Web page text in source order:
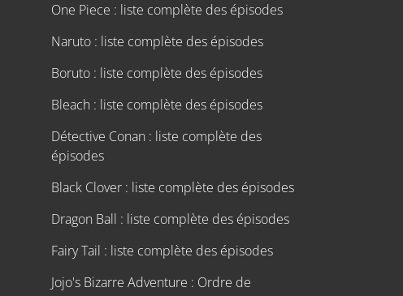
One Piece : liste complète des épisodes
Naruto : liste complète des épisodes
Boruto : liste complète des épisodes
Bleach : liste complète des épisodes
Détective Conan : liste complète des
épisodes
Black Clover : liste complète des épisodes
Dragon Ball : liste complète des épisodes
Fairy Tail : liste complète des épisodes
Jojo's Bizarre Adventure : Ordre de